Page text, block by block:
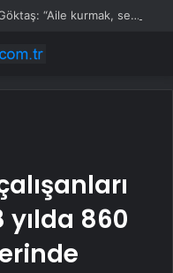
Aile ve Sosyal Hizmetler Bakanı Göktaş: “Aile kurmak, sevgi, sadakat ve sorumluluk üstüne yeni bir hayat kurmaktır”
yılda 860